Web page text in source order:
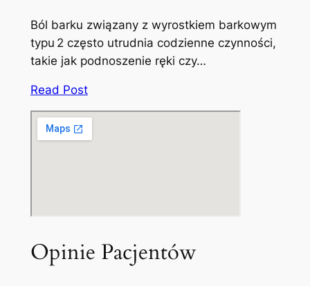
Ból barku związany z wyrostkiem barkowym
typu 2 często utrudnia codzienne czynności,
takie jak podnoszenie ręki czy…
Read Post
Opinie Pacjentów